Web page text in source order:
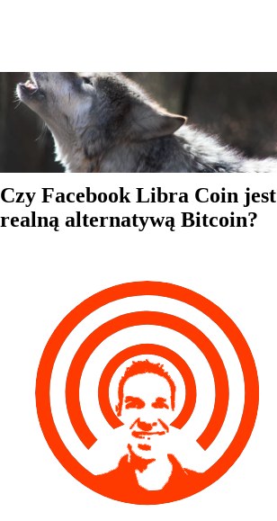
Czy Facebook Libra Coin jest
realną alternatywą Bitcoin?